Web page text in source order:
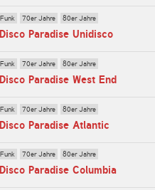
70er Jahre 80er Jahre
Paradise Unidisco
70er Jahre 80er Jahre
Paradise West End
70er Jahre 80er Jahre
Paradise Atlantic
70er Jahre 80er Jahre
Paradise Columbia